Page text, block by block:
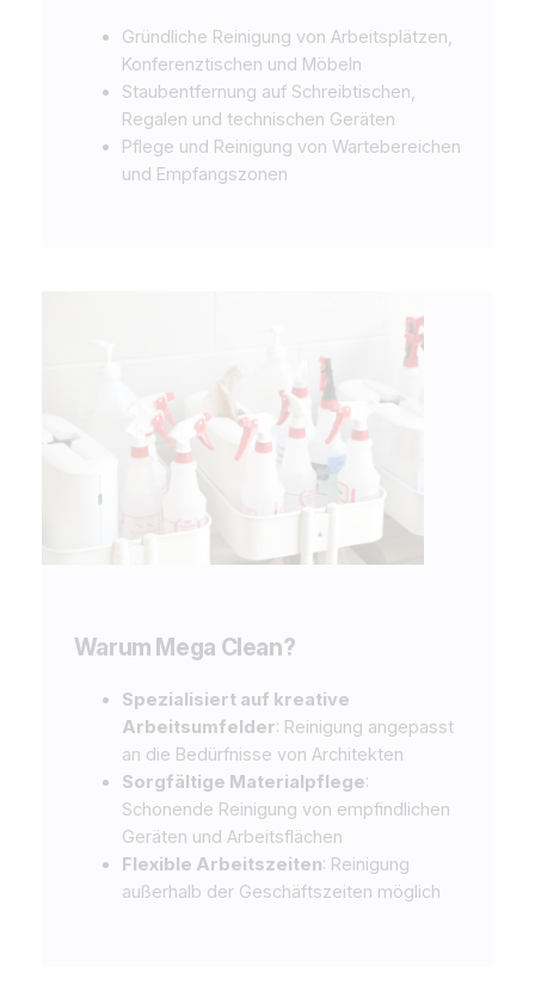
Gründliche Reinigung von Arbeitsplätzen,
Konferenztischen und Möbeln
Staubentfernung auf Schreibtischen,
Regalen und technischen Geräten
Pflege und Reinigung von Wartebereichen
und Empfangszonen
Warum Mega Clean?
Spezialisiert auf kreative
Arbeitsumfelder: Reinigung angepasst
an die Bedürfnisse von Architekten
Sorgfältige Materialpflege:
Schonende Reinigung von empfindlichen
Geräten und Arbeitsflächen
Flexible Arbeitszeiten: Reinigung
außerhalb der Geschäftszeiten möglich